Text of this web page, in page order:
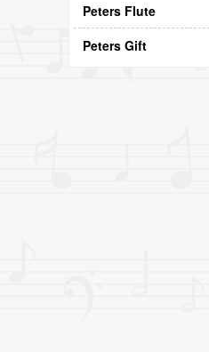
Peters Flute
Peters Gift